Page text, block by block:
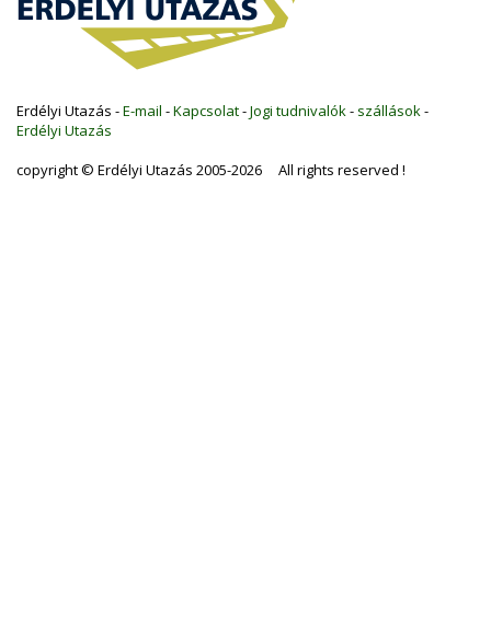
Erdélyi Utazás -E-mail -Kapcsolat-Jogi tudnivalók- szállások-
Erdélyi Utazás
copyright © Erdélyi Utazás 2005-2026 All rights reserved !